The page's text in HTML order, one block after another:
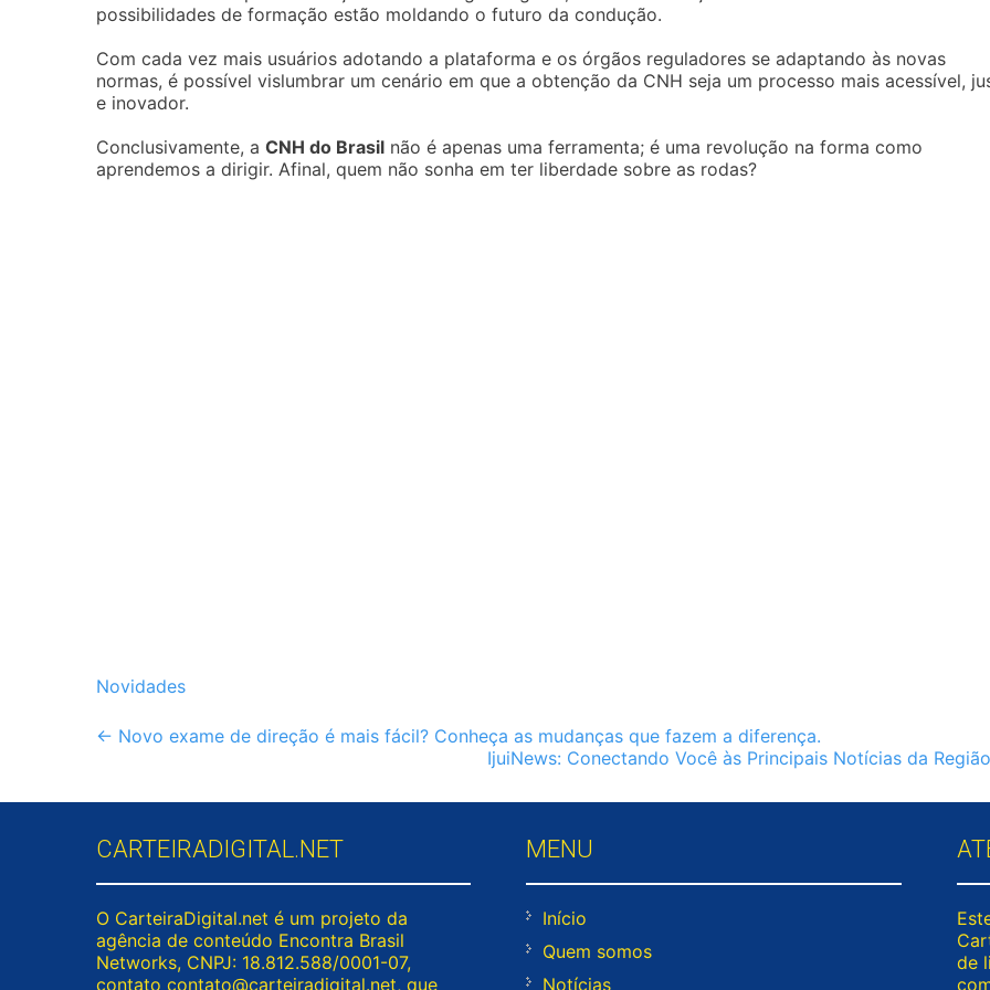
possibilidades de formação estão moldando o futuro da condução.
Com cada vez mais usuários adotando a plataforma e os órgãos reguladores se adaptando às novas
normas, é possível vislumbrar um cenário em que a obtenção da CNH seja um processo mais acessível,
e inovador.
Conclusivamente, a CNH do Brasil não é apenas uma ferramenta; é uma revolução na forma como
aprendemos a dirigir. Afinal, quem não sonha em ter liberdade sobre as rodas?
Novidades
Post
← Novo exame de direção é mais fácil? Conheça as mudanças que fazem a diferença.
IjuiNews: Conectando Você às Principais Notícias da
CARTEIRADIGITAL.NET
O CarteiraDigital.net é um projeto da
agência de conteúdo Encontra Brasil
Networks, CNPJ: 18.812.588/0001-07,
contato contato@carteiradigital.net, que
MENU
Início
Quem somos
Notícias
de